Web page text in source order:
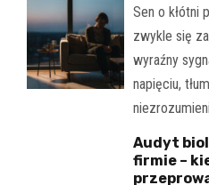
Sen o kłótni
zwykle się
wyraźny
napięciu,
Audyt
firmie –